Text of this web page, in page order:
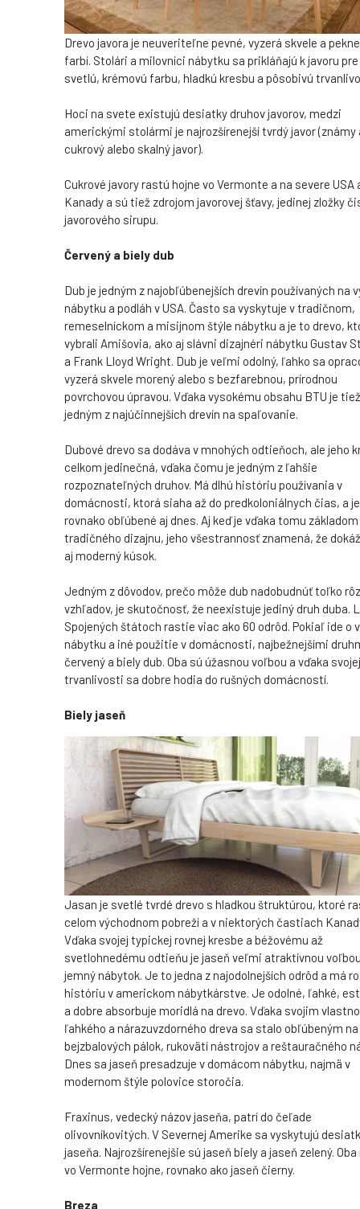
Drevo javora je neuveriteľne pevné, vyzerá skvele a
farbí. Stolári a milovníci nábytku sa prikláňajú k javoru
svetlú, krémovú farbu, hladkú kresbu a pôsobivú
Hoci na svete existujú desiatky druhov javorov, medzi
americkými stolármi je najrozšírenejší tvrdý javor (známy
cukrový alebo skalný javor).
Cukrové javory rastú hojne vo Vermonte a na severe USA
Kanady a sú tiež zdrojom javorovej šťavy, jedinej zložky
javorového sirupu.
Červený a biely dub
Dub je jedným z najobľúbenejších drevín používaných na
nábytku a podláh v USA. Často sa vyskytuje v tradičnom,
remeselníckom a misijnom štýle nábytku a je to drevo,
vybrali Amišovia, ako aj slávni dizajnéri nábytku Gustav
a Frank Lloyd Wright. Dub je veľmi odolný, ľahko sa
vyzerá skvele morený alebo s bezfarebnou, prírodnou
povrchovou úpravou. Vďaka vysokému obsahu BTU je tiež
jedným z najúčinnejších drevín na spaľovanie.
Dubové drevo sa dodáva v mnohých odtieňoch, ale jeho
celkom jedinečná, vďaka čomu je jedným z ľahšie
rozpoznateľných druhov. Má dlhú históriu používania v
domácnosti, ktorá siaha až do predkoloniálnych čias, a je
rovnako obľúbené aj dnes. Aj keď je vďaka tomu základom
tradičného dizajnu, jeho všestrannosť znamená, že
aj moderný kúsok.
Jedným z dôvodov, prečo môže dub nadobudnúť toľko
vzhľadov, je skutočnosť, že neexistuje jediný druh duba.
Spojených štátoch rastie viac ako 60 odrôd. Pokiaľ ide o
nábytku a iné použitie v domácnosti, najbežnejšími
červený a biely dub. Oba sú úžasnou voľbou a vďaka svojej
trvanlivosti sa dobre hodia do rušných domácností.
Biely jaseň
Jasan je svetlé tvrdé drevo s hladkou štruktúrou, ktoré
celom východnom pobreží a v niektorých častiach
Vďaka svojej typickej rovnej kresbe a béžovému až
svetlohnedému odtieňu je jaseň veľmi atraktívnou
jemný nábytok. Je to jedna z najodolnejších odrôd a má
históriu v americkom nábytkárstve. Je odolné, ľahké,
a dobre absorbuje moridlá na drevo. Vďaka svojim
ľahkého a nárazuvzdorného dreva sa stalo obľúbeným
bejzbalových pálok, rukovätí nástrojov a reštauračného
Dnes sa jaseň presadzuje v domácom nábytku, najmä v
modernom štýle polovice storočia.
Fraxinus, vedecký názov jaseňa, patrí do čeľade
olivovníkovitých. V Severnej Amerike sa vyskytujú
jaseňa. Najrozšírenejšie sú jaseň biely a jaseň zelený.
vo Vermonte hojne, rovnako ako jaseň čierny.
Breza